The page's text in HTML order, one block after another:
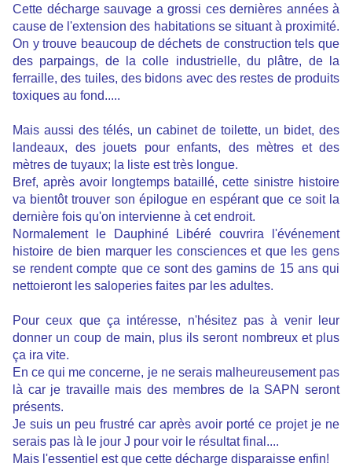
Cette décharge sauvage a grossi ces dernières années à
cause de l'extension des habitations se situant à proximité.
On y trouve beaucoup de déchets de construction tels que
des parpaings, de la colle industrielle, du plâtre, de la
ferraille, des tuiles, des bidons avec des restes de produits
toxiques au fond.....
Mais aussi des télés, un cabinet de toilette, un bidet, des
landeaux, des jouets pour enfants, des mètres et des
mètres de tuyaux; la liste est très longue.
Bref, après avoir longtemps bataillé, cette sinistre histoire
va bientôt trouver son épilogue en espérant que ce soit la
dernière fois qu'on intervienne à cet endroit.
Normalement le Dauphiné Libéré couvrira l'événement
histoire de bien marquer les consciences et que les gens
se rendent compte que ce sont des gamins de 15 ans qui
nettoieront les saloperies faites par les adultes.
Pour ceux que ça intéresse, n'hésitez pas à venir leur
donner un coup de main, plus ils seront nombreux et plus
ça ira vite.
En ce qui me concerne, je ne serais malheureusement pas
là car je travaille mais des membres de la SAPN seront
présents.
Je suis un peu frustré car après avoir porté ce projet je ne
serais pas là le jour J pour voir le résultat final....
Mais l'essentiel est que cette décharge disparaisse enfin!